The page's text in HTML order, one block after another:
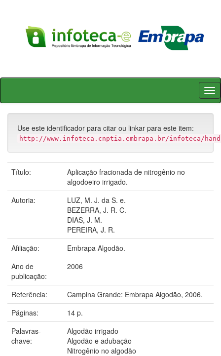
Skip
Use este identificador para citar ou linkar para este item:
http://www.infoteca.cnptia.embrapa.br/infoteca/
Título:
Aplicação fracionada de nitrogênio no
algodoeiro irrigado.
Autoria:
LUZ, M. J. da S. e.
BEZERRA, J. R. C.
DIAS, J. M.
PEREIRA, J. R.
Afiliação:
Embrapa Algodão.
Ano de
publicação:
2006
Referência:
Campina Grande: Embrapa Algodão, 2006.
Páginas:
14 p.
Palavras-
chave:
Algodão irrigado
Algodão e adubação
Nitrogênio no algodão